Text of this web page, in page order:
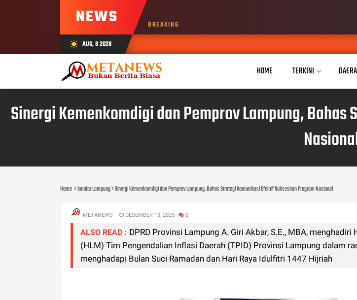
NEWS BREAKING
wb_sunny AUG, 8 2026
HOME TERKINI
Sinergi Kemenkomdigi dan Pemprov Lampung,
Home bandar Lampung Sinergi Kemenkomdigi dan Pemprov Lampung, Bahas Strategi Komunikasi Efektif Sukseskan Program Nasional
METANEWS DESEMBER 13, 2025 0
ALSO READ : DPRD Provinsi Lampung A. Giri Akbar, S.E., MBA, menghadiri
(HLM) Tim Pengendalian Inflasi Daerah (TPID) Provinsi Lampung dalam
menghadapi Bulan Suci Ramadan dan Hari Raya Idulfitri 1447 Hijriah